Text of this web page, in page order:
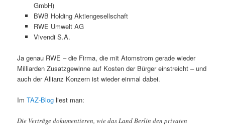
GmbH)
BWB Holding Aktiengesellschaft
RWE Umwelt AG
Vivendi S.A.
Ja genau RWE – die Firma, die mit Atomstrom gerade wieder
Milliarden Zusatzgewinne auf Kosten der Bürger einstreicht – und
auch der Allianz Konzern ist wieder einmal dabei.
ImTAZ-Blog liest man:
Die Verträge dokumentieren, wie das Land Berlin den privaten